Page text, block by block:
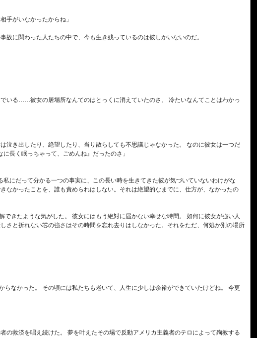
手がいなかったからね」
に関わった人たちの中で、今も生き残っているのは彼しかいないのだ。
いる……彼女の居場所なんてのはとっくに消えていたのさ。 冷たいなんてことはわかっ
き出したり、絶望したり、当り散らしても不思議じゃなかった。 なのに彼女は一つだ
長く眠っちゃって、ごめんね』だったのさ」
にだって分かる一つの事実に、この長い時を生きてきた彼が気づいていないわけがな
かったことを、誰も責められはしない。それは絶望的なまでに、仕方が、なかったの
きたような気がした。 彼女にはもう絶対に届かない幸せな時間。 如何に彼女が強い人
と折れない芯の強さはその時間を忘れ去りはしなかった。それをただ、何処か別の場所
なかった。 その頃には私たちも老いて、人生に少しは余裕ができていたけどね。 今更
救済を唱え続けた。 夢を叶えたその場で反動アメリカ主義者のテロによって殉教する